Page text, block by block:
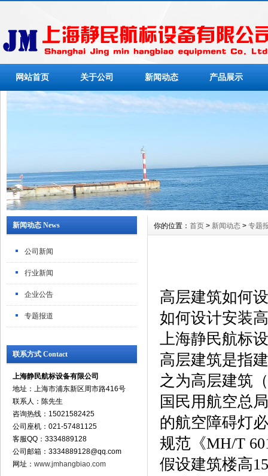
网站首页 关于公司 新闻动态 产品展示
新闻动态 News
公司新闻
行业新闻
企业公告
专题报道
联系方式 Contact
上海静民航标设备有限公司
地址：上海市浦东新区周市路416号
联系人：陈先生
咨询热线：15021582425
公司座机：021-57481125
客服QQ：3334889128
公司邮箱：3334889128@qq.com
网址： www.jmhangbiao.com
你的位置： 首页 > 新闻动态 > 专题
高层建筑如何
如何设计安装
上海静民航标
高层建筑是指
之为高层建筑
国民用航空总
的航空障碍灯
规范《MH/T
假设建筑楼高